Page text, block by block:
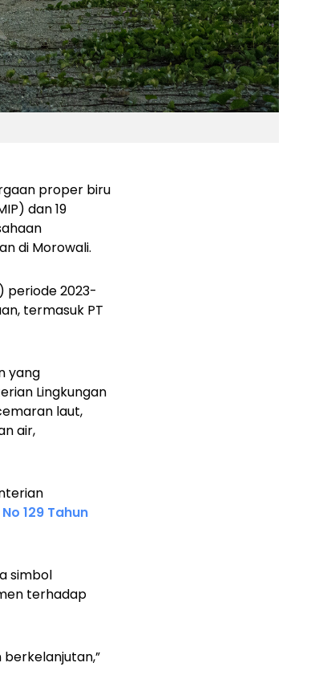
proper biru
dan 19
di Morowali.
periode 2023-
termasuk PT
yang
Lingkungan
laut,
air,
No 129 Tahun
simbol
terhadap
berkelanjutan,”